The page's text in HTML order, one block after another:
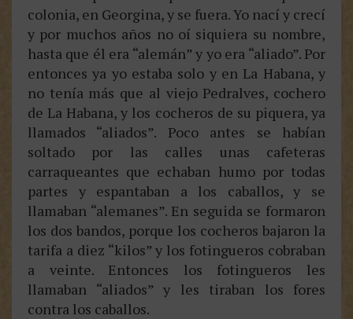
colonia, en Georgina, y se fuera. Yo nací y crecí
y por muchos años no oí siquiera su nombre,
hasta que él era “alemán” y yo era “aliado”. Por
entonces ya yo estaba solo y en La Habana, y
no tenía más que al viejo Pedralves, cochero
de La Habana, y los cocheros de su piquera, ya
llamados “aliados”. Poco antes se habían
soltado por las calles unas cafeteras
carraqueantes que echaban humo por todas
partes y espantaban a los caballos, y se
llamaban “alemanes”. En seguida se formaron
los dos bandos, porque los cocheros bajaron la
tarifa a diez “kilos” y los fotingueros cobraban
a veinte. Entonces los fotingueros les
llamaban “aliados” y les tiraban los fores
contra los caballos.